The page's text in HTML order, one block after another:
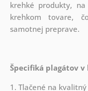
krehké produkty,
krehkom tovare,
samotnej preprave.
Špecifiká plagátov v
1. Tlačené na